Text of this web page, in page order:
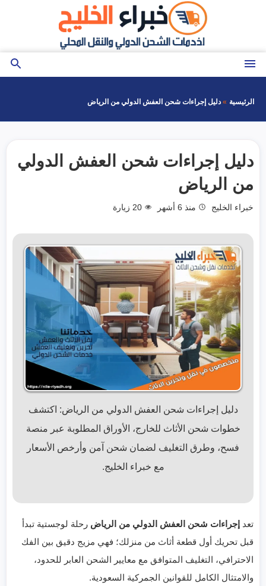
القائمة
بحث
الرئيسية دليل إجراءات شحن العفش الدولي من الرياض
دليل إجراءات شحن العفش الدولي
من الرياض
خبراء الخليج منذ 6 أشهر 20 زيارة
دليل إجراءات شحن العفش الدولي من الرياض: اكتشف
خطوات شحن الأثاث للخارج، الأوراق المطلوبة عبر منصة
فسح، وطرق التغليف لضمان شحن آمن وأرخص الأسعار
مع خبراء الخليج.
تعد إجراءات شحن العفش الدولي من الرياض رحلة لوجستية تبدأ
قبل تحريك أول قطعة أثاث من منزلك؛ فهي مزيج دقيق بين الفك
الاحترافي، التغليف المتوافق مع معايير الشحن العابر للحدود،
والامتثال الكامل للقوانين الجمركية السعودية.